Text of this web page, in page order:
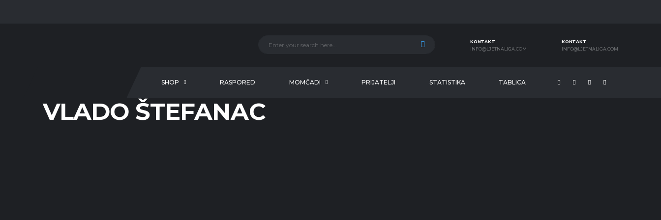
KONTAKT
INFO@LJETNALIGA.COM
KONTAKT
INFO@LJETNALIGA.COM
SHOP RASPORED MOMČADI PRIJATELJI STATISTIKA TABLICA
VLADO ŠTEFANAC